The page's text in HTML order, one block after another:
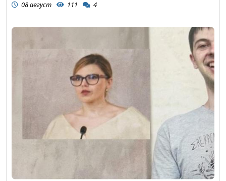
08 август 111 4